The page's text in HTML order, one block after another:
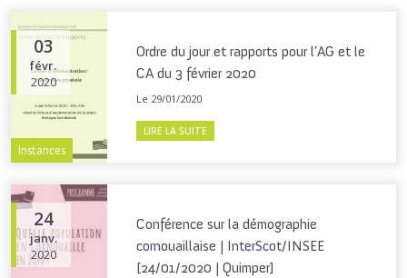
03
févr.
2020
Instances
Ordre du jour et rapports pour l’AG et le
CA du 3 février 2020
Le 29/01/2020
LIRE LA SUITE
24
janv.
2020
Conférence sur la démographie
cornouaillaise | InterScot/INSEE
[24/01/2020 | Quimper]